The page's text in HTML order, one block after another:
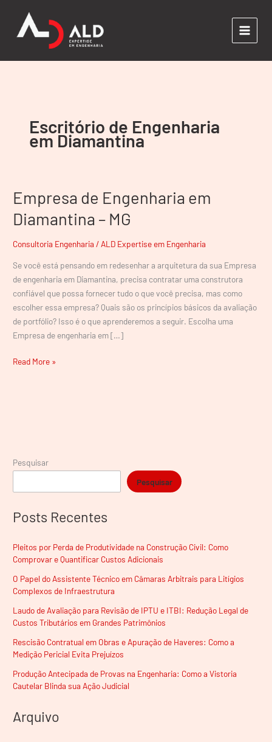
Escritório de Engenharia
em Diamantina
Empresa de Engenharia em
Diamantina – MG
Consultoria Engenharia / ALD Expertise em Engenharia
Se você está pensando em redesenhar a arquitetura da sua Empresa
de engenharia em Diamantina, precisa contratar uma construtora
confiável que possa fornecer tudo o que você precisa, mas como
escolher essa empresa? Quais são os princípios básicos da avaliação
de portfólio? Isso é o que aprenderemos a seguir. Escolha uma
Empresa de engenharia em […]
Empresa
de
Engenharia
Diamantina
–
MG
Read More »
Pesquisar
Pesquisar
Posts Recentes
Pleitos por Perda de Produtividade na Construção Civil: Como
Comprovar e Quantificar Custos Adicionais
O Papel do Assistente Técnico em Câmaras Arbitrais para Litígios
Complexos de Infraestrutura
Laudo de Avaliação para Revisão de IPTU e ITBI: Redução Legal de
Custos Tributários em Grandes Patrimônios
Rescisão Contratual em Obras e Apuração de Haveres: Como a
Medição Pericial Evita Prejuízos
Produção Antecipada de Provas na Engenharia: Como a Vistoria
Cautelar Blinda sua Ação Judicial
Arquivo